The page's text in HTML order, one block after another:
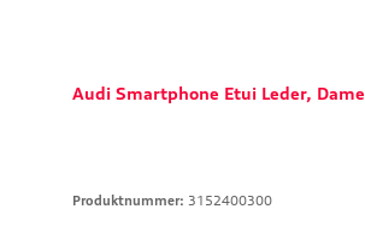
Audi Smartphone Etui Leder,
Produktnummer: 3152400300